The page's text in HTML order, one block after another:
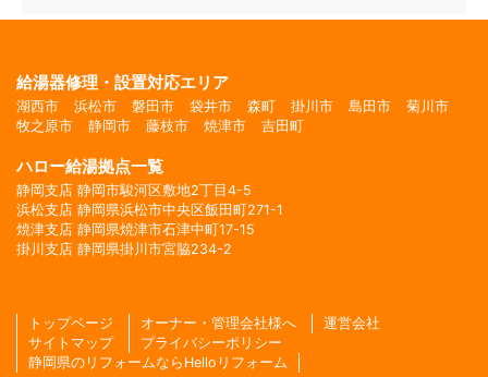
給湯器修理・設置対応エリア
湖西市 浜松市 磐田市 袋井市 森町 掛川市 島田市
菊川市
牧之原市
静岡市 藤枝市 焼津市 吉田町
ハロー給湯拠点一覧
静岡支店 静岡市駿河区敷地2丁目4-5
浜松支店 静岡県浜松市中央区飯田町271-1
焼津支店 静岡県焼津市石津中町17-15
掛川支店 静岡県掛川市宮脇234-2
トップページ オーナー・管理会社様へ
運営会社
サイトマップ
プライバシーポリシー
静岡県のリフォームならHelloリフォーム